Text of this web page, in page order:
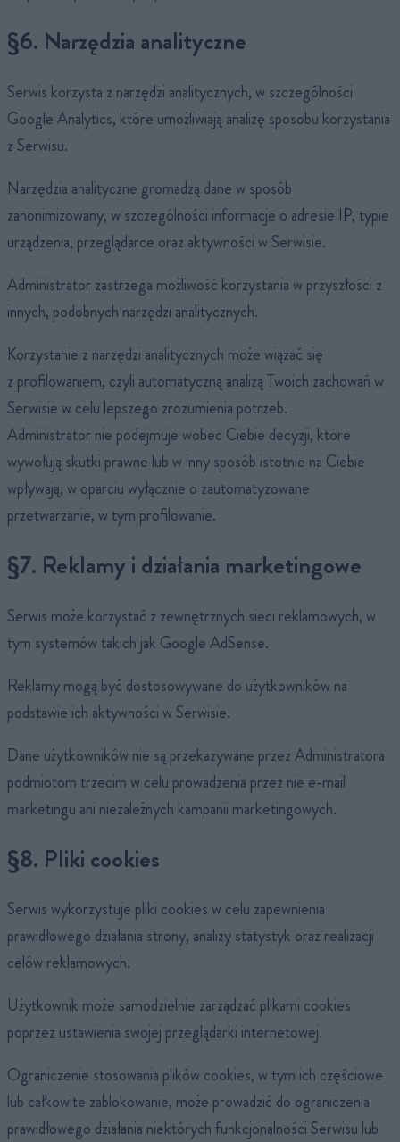
§6. Narzędzia analityczne
Serwis korzysta z narzędzi analitycznych, w szczególności
Google Analytics, które umożliwiają analizę sposobu korzystania
z Serwisu.
Narzędzia analityczne gromadzą dane w sposób
zanonimizowany, w szczególności informacje o adresie IP, typie
urządzenia, przeglądarce oraz aktywności w Serwisie.
Administrator zastrzega możliwość korzystania w przyszłości z
innych, podobnych narzędzi analitycznych.
Korzystanie z narzędzi analitycznych może wiązać się
z profilowaniem, czyli automatyczną analizą Twoich zachowań w
Serwisie w celu lepszego zrozumienia potrzeb.
Administrator nie podejmuje wobec Ciebie decyzji, które
wywołują skutki prawne lub w inny sposób istotnie na Ciebie
wpływają, w oparciu wyłącznie o zautomatyzowane
przetwarzanie, w tym profilowanie.
§7. Reklamy i działania marketingowe
Serwis może korzystać z zewnętrznych sieci reklamowych, w
tym systemów takich jak Google AdSense.
Reklamy mogą być dostosowywane do użytkowników na
podstawie ich aktywności w Serwisie.
Dane użytkowników nie są przekazywane przez Administratora
podmiotom trzecim w celu prowadzenia przez nie e-mail
marketingu ani niezależnych kampanii marketingowych.
§8. Pliki cookies
Serwis wykorzystuje pliki cookies w celu zapewnienia
prawidłowego działania strony, analizy statystyk oraz realizacji
celów reklamowych.
Użytkownik może samodzielnie zarządzać plikami cookies
poprzez ustawienia swojej przeglądarki internetowej.
Ograniczenie stosowania plików cookies, w tym ich częściowe
lub całkowite zablokowanie, może prowadzić do ograniczenia
prawidłowego działania niektórych funkcjonalności Serwisu lub